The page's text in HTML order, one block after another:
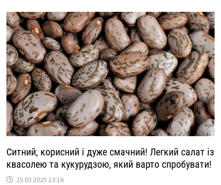
Ситний, корисний і дуже смачний! Легкий салат із
квасолею та кукурудзою, який варто спробувати!
25.03.2025 13:16